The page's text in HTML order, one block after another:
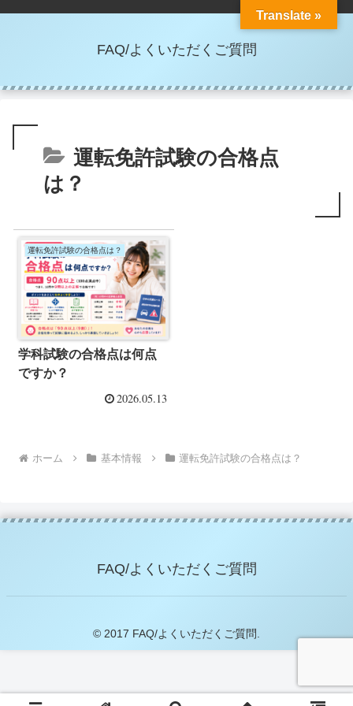
FAQ/よくいただくご質問
運転免許試験の合格点
は？
運転免許試験の合格点は？
学科試験の合格点は何点
ですか？
2026.05.13
ホーム 基本情報 運転免許試験の合格点は？
FAQ/よくいただくご質問
© 2017 FAQ/よくいただくご質問.
Translate »